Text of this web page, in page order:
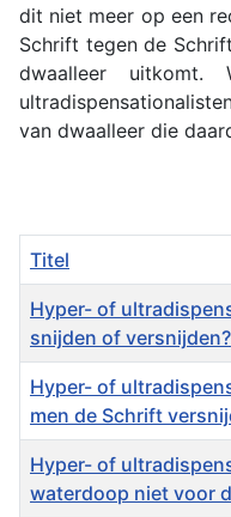
dit niet meer op een
Schrift tegen de
dwaalleer
van dwaalleer die
Titel
Hyper- of
snijden of versnijden?
Hyper- of
men de Schrift
Hyper- of
waterdoop niet voor